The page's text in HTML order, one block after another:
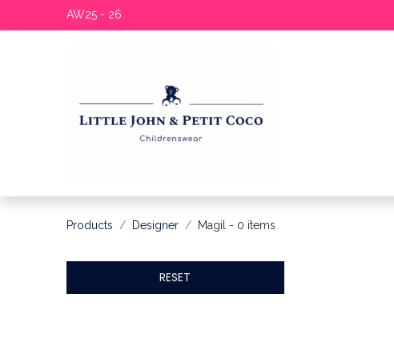
AW25 - 26
Products Designer Magil - 0 items
RESET